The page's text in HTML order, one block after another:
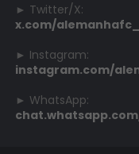
► Twitter/X:
x.com/alemanhafc_
► Instagram:
instagram.com/
► WhatsApp:
chat.whatsapp.com/